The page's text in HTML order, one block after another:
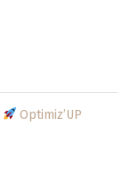
Optimiz’UP